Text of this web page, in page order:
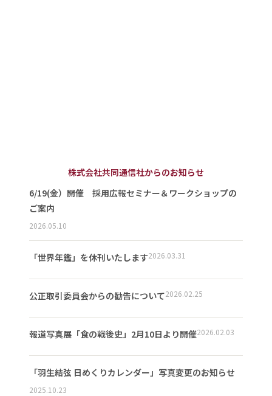
株式会社共同通信社からのお知らせ
6/19(金）開催 採用広報セミナー＆ワークショップの
ご案内
2026.05.10
「世界年鑑」を休刊いたします2026.03.31
公正取引委員会からの勧告について2026.02.25
報道写真展「食の戦後史」2月10日より開催2026.02.03
「羽生結弦 日めくりカレンダー」写真変更のお知らせ
2025.10.23